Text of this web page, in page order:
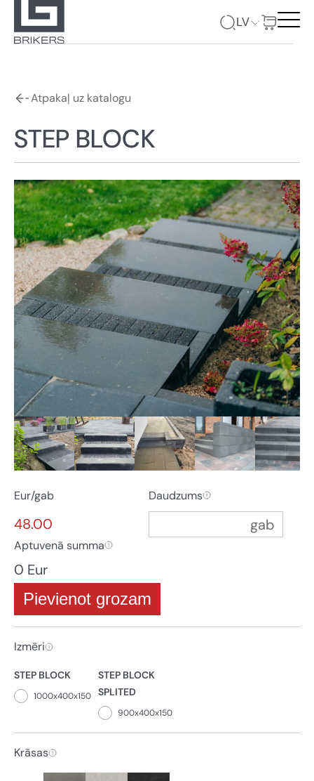
LV
Atpakaļ uz katalogu
STEP BLOCK
Eur/gab
48.00
Daudzums
Aptuvenā summa
0 Eur
Pievienot grozam
Izmēri
STEP BLOCK
1000x400x150
STEP BLOCK
SPLITED
900x400x150
Krāsas